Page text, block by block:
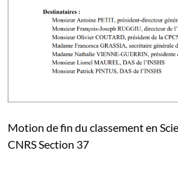
Motion de fin du classement en
CNRS Section 37